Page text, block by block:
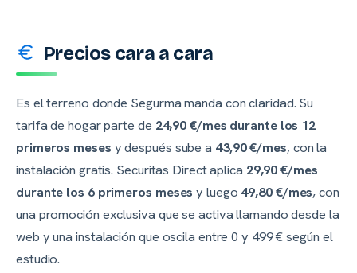
Precios cara a cara
Es el terreno donde Segurma manda con claridad. Su
tarifa de hogar parte de 24,90 €/mes durante los 12
primeros meses y después sube a 43,90 €/mes, con la
instalación gratis. Securitas Direct aplica 29,90 €/mes
durante los 6 primeros meses y luego 49,80 €/mes, con
una promoción exclusiva que se activa llamando desde la
web y una instalación que oscila entre 0 y 499 € según el
estudio.